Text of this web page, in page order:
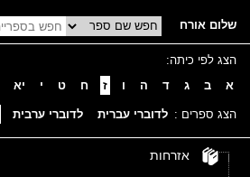
שלום אורח
הצג לפי כיתה:
א
ב ג ד ה ו ז ח ט י יא
הצג ספרים : לדוברי עברית לדוברי ערבית
אזרחות